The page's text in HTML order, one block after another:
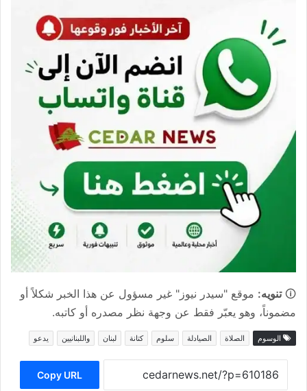
🛈تنويه: موقع "سيدر نيوز" غير مسؤول عن هذا الخبر شكلاً أو
مضموناً، وهو يعبّر فقط عن وجهة نظر مصدره أو كاتبه.
الوسوم الصلاة الصيادلة سلوم كتانة لبنان واللبنانيين يدعو
Copy URL